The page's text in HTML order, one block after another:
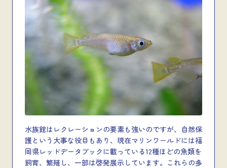
水族館はレクレーションの要素も強いのですが、自然保
護という大事な役目もあり、現在マリンワールドには福
岡県レッドデータブックに載っている12種ほどの魚類を
飼育、繁殖し、一部は啓発展示しています。これらの多